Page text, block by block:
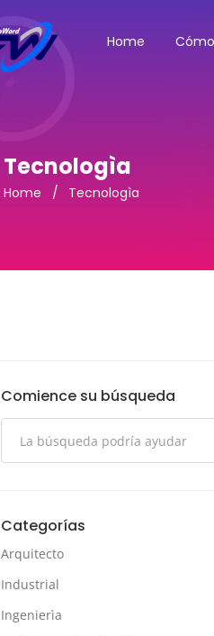
Home
Tecnologìa
Home Tecnologìa
Comience su búsqueda
Categorías
Arquitecto
Industrial
Ingenierìa